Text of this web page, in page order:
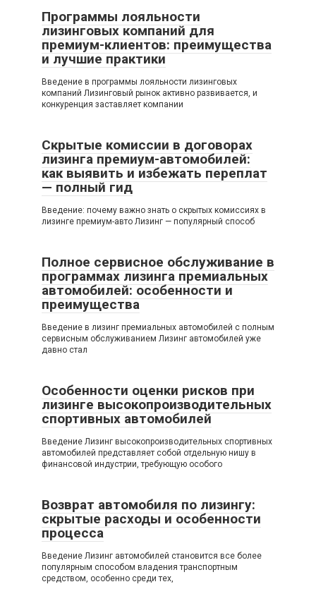
Программы лояльности
лизинговых компаний для
премиум-клиентов: преимущества
и лучшие практики
Введение в программы лояльности лизинговых
компаний Лизинговый рынок активно развивается, и
конкуренция заставляет компании
Скрытые комиссии в договорах
лизинга премиум-автомобилей:
как выявить и избежать переплат
— полный гид
Введение: почему важно знать о скрытых комиссиях в
лизинге премиум-авто Лизинг — популярный способ
Полное сервисное обслуживание в
программах лизинга премиальных
автомобилей: особенности и
преимущества
Введение в лизинг премиальных автомобилей с полным
сервисным обслуживанием Лизинг автомобилей уже
давно стал
Особенности оценки рисков при
лизинге высокопроизводительных
спортивных автомобилей
Введение Лизинг высокопроизводительных спортивных
автомобилей представляет собой отдельную нишу в
финансовой индустрии, требующую особого
Возврат автомобиля по лизингу:
скрытые расходы и особенности
процесса
Введение Лизинг автомобилей становится все более
популярным способом владения транспортным
средством, особенно среди тех,